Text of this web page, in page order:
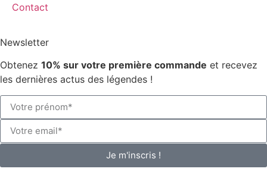
Contact
Newsletter
Obtenez 10% sur votre première commande et recevez
les dernières actus des légendes !
Je m'inscris !